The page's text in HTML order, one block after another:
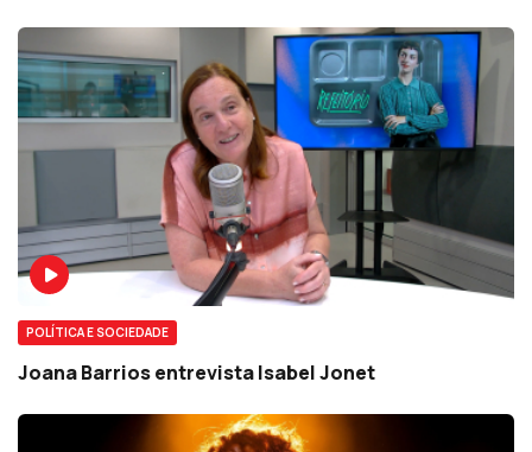
POLÍTICA E SOCIEDADE
Joana Barrios entrevista Isabel Jonet